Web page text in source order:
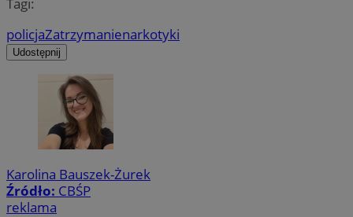
Tagi:
policjaZatrzymanienarkotyki
Udostępnij
Karolina Bauszek-Żurek
Źródło: CBŚP
reklama